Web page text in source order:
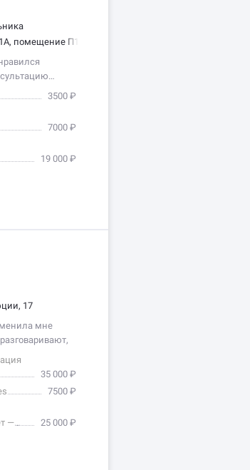
помещение П1
3500 ₽
7000 ₽
19 000 ₽
17
мне
35 000 ₽
7500 ₽
—
25 000 ₽